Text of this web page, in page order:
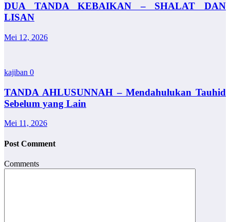
DUA TANDA KEBAIKAN – SHALAT DAN
LISAN
Mei 12, 2026
kajiban 0
TANDA AHLUSUNNAH – Mendahulukan Tauhid
Sebelum yang Lain
Mei 11, 2026
Post Comment
Comments